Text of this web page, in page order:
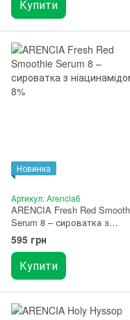
Купити
Новинка
Артикул: Arencia6
ARENCIA Fresh Red
Serum 8 – сироватка з
ніацинамідом 8% 30 мл
595 грн
Купити